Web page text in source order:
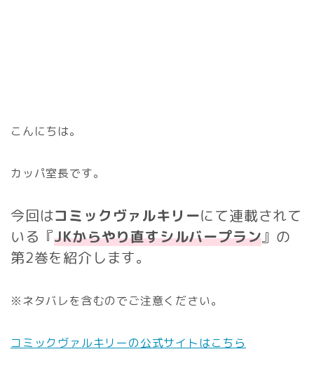
こんにちは。
カッパ室長です。
今回はコミックヴァルキリーにて連載されて
いる『JKからやり直すシルバープラン』の
第2巻を紹介します。
※ネタバレを含むのでご注意ください。
コミックヴァルキリーの公式サイトはこちら